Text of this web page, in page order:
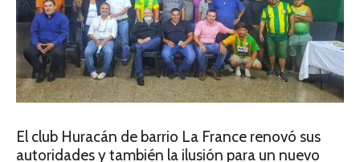
El club Huracán de barrio La France renovó sus
autoridades y también la ilusión para un nuevo